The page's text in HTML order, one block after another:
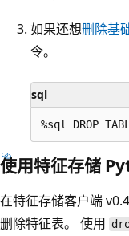
如果还想删除基
令。
sql
使用特征存储
在特征存储客户端
删除特征表。 使用